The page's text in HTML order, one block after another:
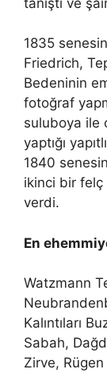
1835
Friedrich,
Bedeninin
fotoğraf
suluboya ile
yaptığı
1840
ikinci bir felç
verdi.
En
Watzmann
Kalıntıları
Sabah,
Zirve, Rügen